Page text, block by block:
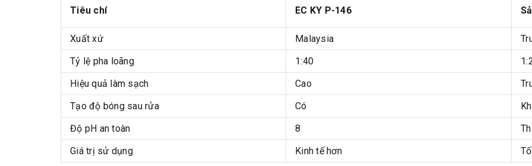
Tiêu chí EC KY P-146
Xuất xứ Malaysia
Tỷ lệ pha loãng
1:40
Hiệu quả làm sạch
Cao
Tạo độ bóng sau rửa
Có
Độ pH an toàn
8
Giá trị sử dụng
Kinh tế hơn